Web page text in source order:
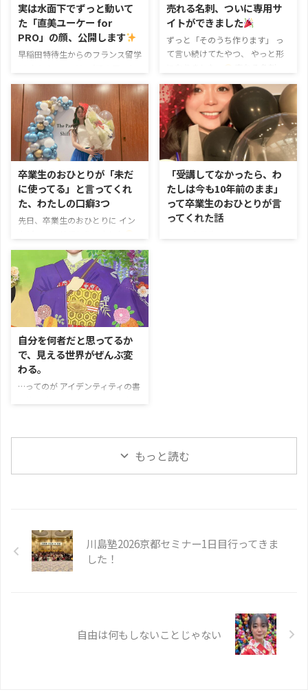
実は水面下でずっと動いて
た「直美ユーケー for
PRO」の顔、公開します
早稲田特待生からのフランス留学
留学
ロンドンでのWEBマーケ
ティング経験
そして楽天でプ
ロデューサーとして 数億円規模
が動く企画に関わった話…
のあたり、知ってくれてる人も
多いかもしれません
実は、企
業向けのWEBプロデュース
も…！？ 実はこの経歴を活かし
て 企業さん向けのWEBのお仕事
も 静かにガンガン進めていまし
...
売れる名刺、ついに専用サ
イトができました
ずっと「そのうち作ります」 っ
て言い続けてたやつ、 やっと形
てなに？？ わたしが作ってる名
刺、 実はただの名刺じゃなくて
LPみたいに自分のキャッチコピ
ーやストーリー、 次に取ってほ
しい行動が伝わる 「売れる名
刺」なんです
肩書きと連絡先
だけのせて終わりじゃなくて そ
の人の実績・強み・想いまで ギ
ュッと詰め込んで 名刺そのもの
が営業してくれる。 そんなイメ
ージです
作るだけで自己分析
卒業生のおひとりが「未だ
に使ってる」と言ってくれ
た、わたしの口癖3つ
先日、卒業生のおひとりに イン
その方ね、別業種から独立して
起業2〜3年目の頃に うちのスク
ールに来てくれた方。 入会の決
め手は 「デザインを習いたかっ
たから」 だったんだけど 個別相
談で あ、ウェブサイト制作にな
りますよ〜 ってわたしが伝えた
ら 「じゃあ、それでスキルアッ
プしよう」 ってすぱっと決めて
くれたの。 決断力が、もう、最
初から早い人だった笑
最後ま
「受講してなかったら、わ
たしは今も10年前のまま」
って卒業生のおひとりが言
ってくれた話
言葉が ずっと忘れられなくて」
って ...
自分を何者だと思ってるか
で、見える世界がぜんぶ変
わる。
…ってのが アイデンティティの書
ンティティの書き換え」 ってなん
って思ってる人、きっ
が、行動も、現実も ぜんぶ決め
てる、って話です
例えばね。
自分がRPGゲームの「村人A」っ
もっと読む
川島塾2026京都セミナー1日目行ってきま
した！
自由は何もしないことじゃない